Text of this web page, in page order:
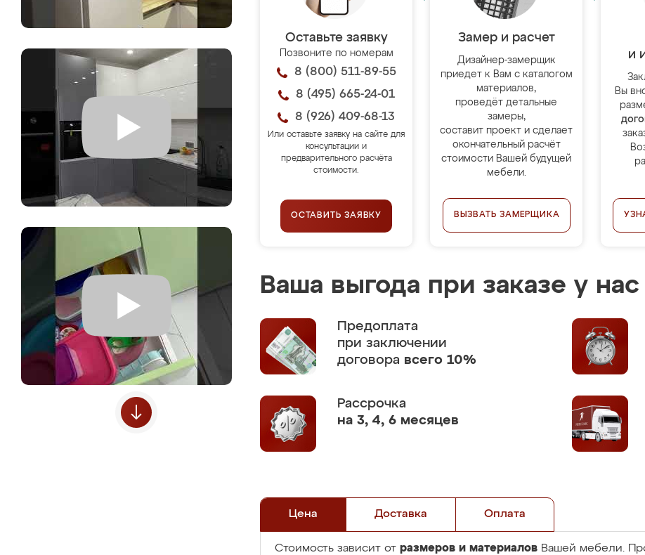
Оставьте заявку
Позвоните по номерам
8 (800) 511-89-55
8 (495) 665-24-01
8 (926) 409-68-13
Или оставьте заявку на сайте для
консультации и
предварительного расчёта
стоимости.
ОСТАВИТЬ ЗАЯВКУ
Замер и расчет
Дизайнер-замерщик
приедет к Вам с каталогом
материалов,
проведёт детальные
замеры,
составит проект и сделает
окончательный расчёт
стоимости Вашей будущей
мебели.
ВЫЗВАТЬ ЗАМЕРЩИКА
и
Вы
Ваша выгода при заказе у нас
Предоплата
при заключении
договора всего 10%
Рассрочка
на 3, 4, 6 месяцев
Цена Доставка Оплата
Стоимость зависит от размеров и материалов Вашей мебели.